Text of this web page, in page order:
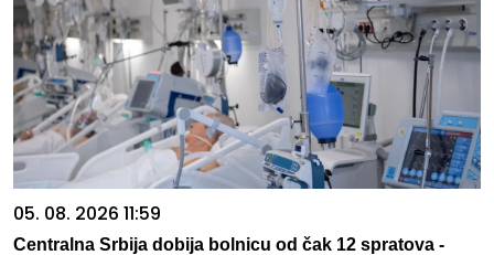
05. 08. 2026 11:59
Centralna Srbija dobija bolnicu od čak 12 spratova -